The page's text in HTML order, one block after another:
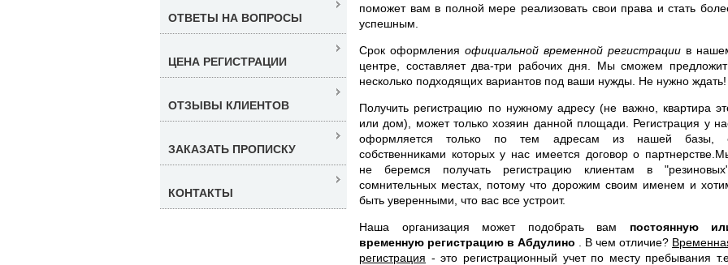
поможет вам в полной мере реализовать свои права и стать
успешным.
Срок оформления официальной временной регистрации в
центре, составляет два-три рабочих дня. Мы сможем
несколько подходящих вариантов под ваши нужды. Не нужно ждать!
Получить регистрацию по нужному адресу (не важно, квартира
или дом), может только хозяин данной площади. Регистрация у
оформляется только по тем адресам из нашей базы,
собственниками которых у нас имеется договор о
не беремся получать регистрацию клиентам в
сомнительных местах, потому что дорожим своим именем и
быть уверенными, что вас все устроит.
Наша организация может подобрать вам постоянную
временную регистрацию в Абдулино
. В чем отличие?
регистрация - это регистрационный учет по месту пребывания
ОТВЕТЫ НА ВОПРОСЫ
ЦЕНА РЕГИСТРАЦИИ
ОТЗЫВЫ КЛИЕНТОВ
ЗАКАЗАТЬ ПРОПИСКУ
КОНТАКТЫ